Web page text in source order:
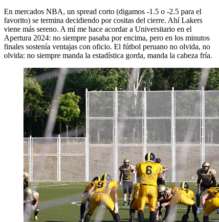
En mercados NBA, un spread corto (digamos -1.5 o -2.5 para el
favorito) se termina decidiendo por cositas del cierre. Ahí Lakers
viene más sereno. A mí me hace acordar a Universitario en el
Apertura 2024: no siempre pasaba por encima, pero en los minutos
finales sostenía ventajas con oficio. El fútbol peruano no olvida, no
olvida: no siempre manda la estadística gorda, manda la cabeza fría.